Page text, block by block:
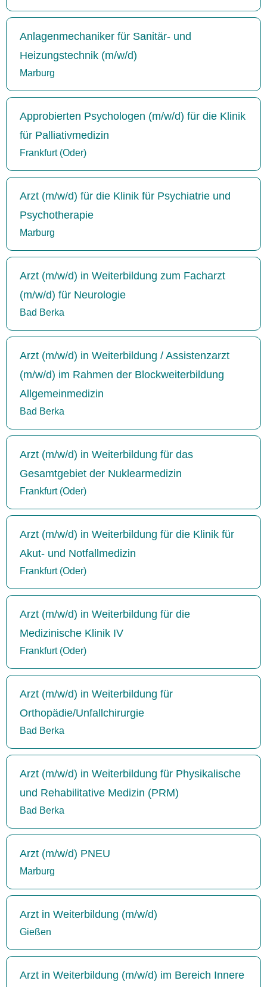
Anlagenmechaniker für Sanitär- und
Heizungstechnik (m/w/d)
Marburg
Approbierten Psychologen (m/w/d) für die Klinik
für Palliativmedizin
Frankfurt (Oder)
Arzt (m/w/d) für die Klinik für Psychiatrie und
Psychotherapie
Marburg
Arzt (m/w/d) in Weiterbildung zum Facharzt
(m/w/d) für Neurologie
Bad Berka
Arzt (m/w/d) in Weiterbildung / Assistenzarzt
(m/w/d) im Rahmen der Blockweiterbildung
Allgemeinmedizin
Bad Berka
Arzt (m/w/d) in Weiterbildung für das
Gesamtgebiet der Nuklearmedizin
Frankfurt (Oder)
Arzt (m/w/d) in Weiterbildung für die Klinik für
Akut- und Notfallmedizin
Frankfurt (Oder)
Arzt (m/w/d) in Weiterbildung für die
Medizinische Klinik IV
Frankfurt (Oder)
Arzt (m/w/d) in Weiterbildung für
Orthopädie/Unfallchirurgie
Bad Berka
Arzt (m/w/d) in Weiterbildung für Physikalische
und Rehabilitative Medizin (PRM)
Bad Berka
Arzt (m/w/d) PNEU
Marburg
Arzt in Weiterbildung (m/w/d)
Gießen
Arzt in Weiterbildung (m/w/d) im Bereich Innere